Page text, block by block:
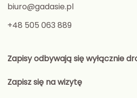
biuro@gadasie.pl
+48 505 063 889
Zapisy odbywają się wyłącznie
Zapisz się na wizytę